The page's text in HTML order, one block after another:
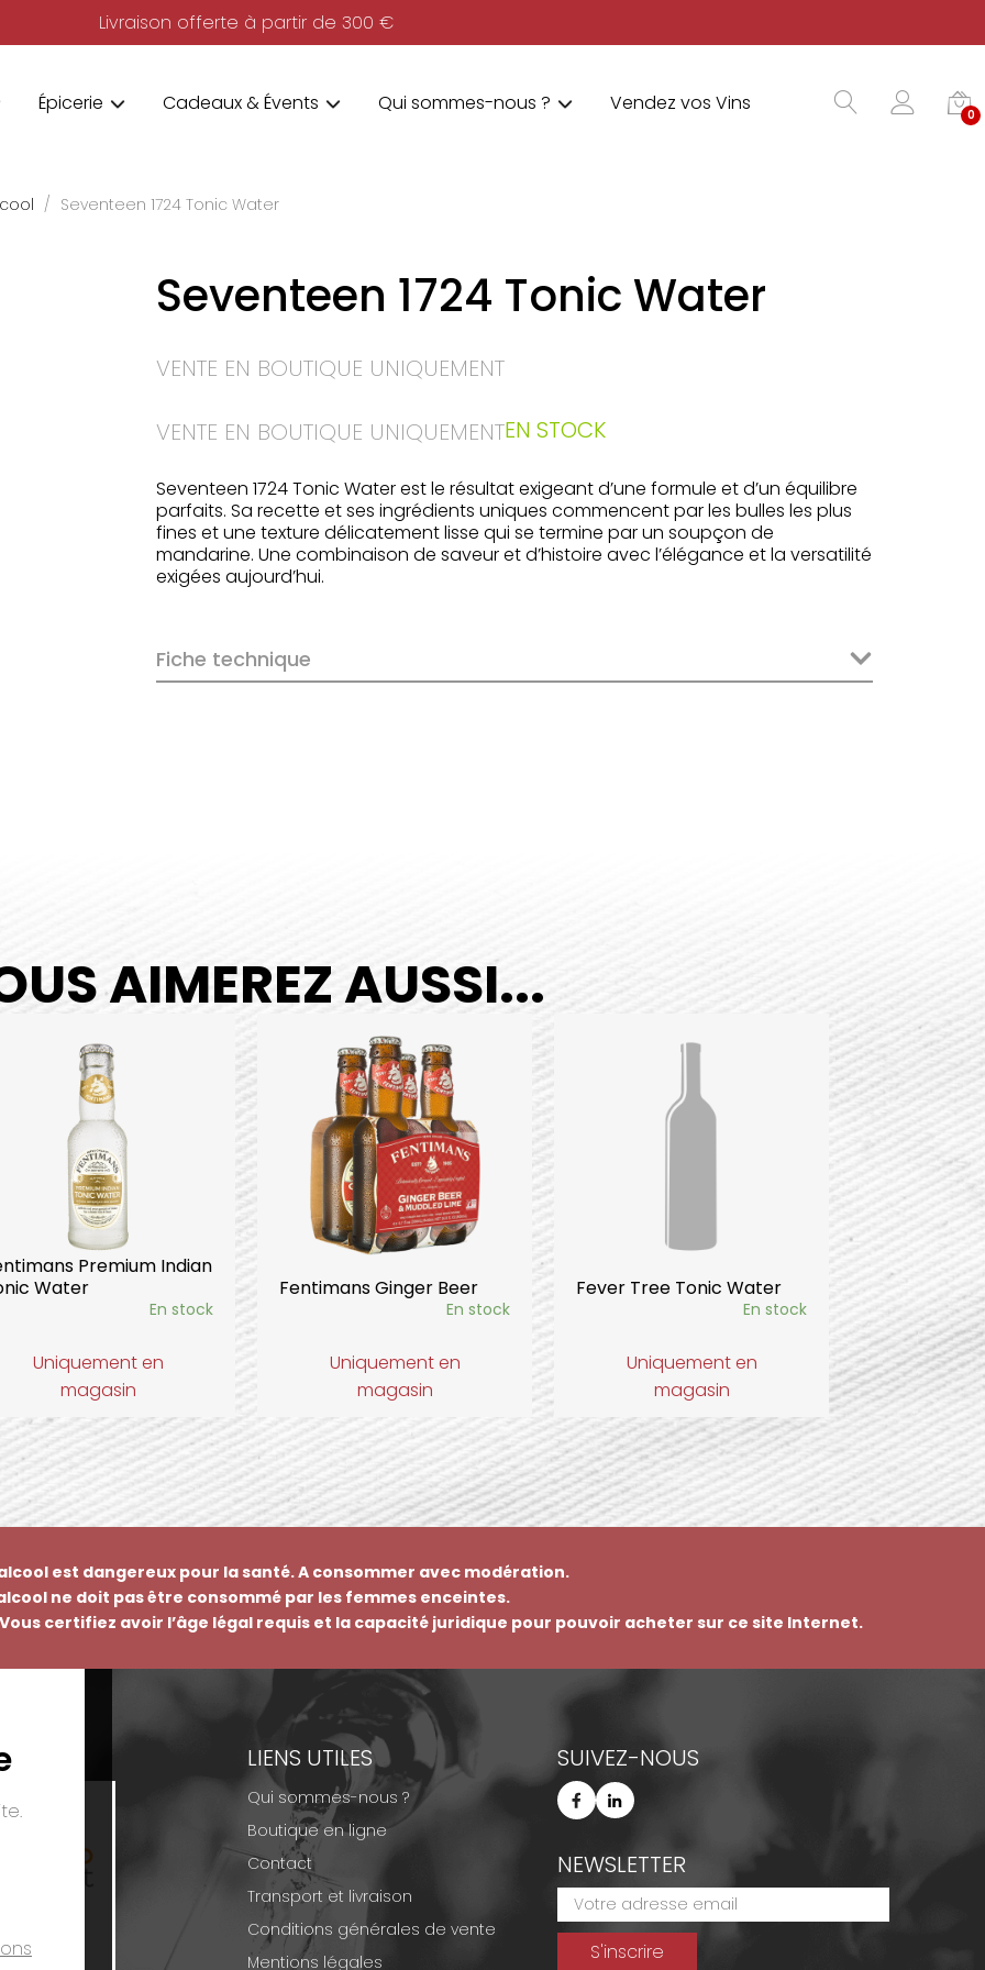
Livraison offerte à partir de 300 €
Épicerie Cadeaux & Évents Qui sommes-nous ? Vendez vos Vins 0
Seventeen 1724 Tonic Water
Seventeen 1724 Tonic Water
VENTE EN BOUTIQUE UNIQUEMENT
VENTE EN BOUTIQUE UNIQUEMENTEN STOCK
Seventeen 1724 Tonic Waterest le résultat exigeant d’une formule et d’un équilibre
parfaits. Sa recette et ses ingrédients uniques commencent par les bulles les plus
fines et une texture délicatement lisse qui se termine par un soupçon de
mandarine. Une combinaison de saveur et d’histoire avec l’élégance et la versatilité
exigées aujourd’hui.
Fiche technique
AIMEREZ AUSSI...
Premium Indian
Water
En stock
Uniquement en
magasin
Fentimans Ginger Beer
En stock
Uniquement en
magasin
Fever Tree Tonic Water
En stock
Uniquement en
magasin
est dangereux pour la santé. A consommer avec modération.
ne doit pas être consommé par les femmes enceintes.
certifiez avoir l’âge légal requis et la capacité juridique pour pouvoir acheter sur ce site Internet.
LIENS UTILES
Qui sommes-nous ?
Boutique en ligne
Contact
Transport et livraison
Conditions générales de vente
Mentions légales
SUIVEZ-NOUS
NEWSLETTER